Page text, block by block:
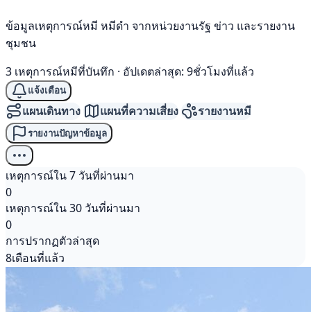
ข้อมูลเหตุการณ์หมี หมีดำ จากหน่วยงานรัฐ ข่าว และรายงาน
ชุมชน
3 เหตุการณ์หมีที่บันทึก · อัปเดตล่าสุด: 9ชั่วโมงที่แล้ว
แจ้งเตือน
แผนเดินทาง แผนที่ความเสี่ยง รายงานหมี
รายงานปัญหาข้อมูล
เหตุการณ์ใน 7 วันที่ผ่านมา
0
เหตุการณ์ใน 30 วันที่ผ่านมา
0
การปรากฏตัวล่าสุด
8เดือนที่แล้ว